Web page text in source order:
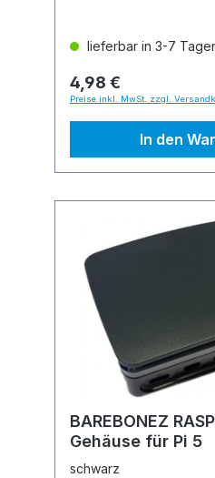
lieferbar in 3-7
4,98 €
Preise inkl. MwSt. zzgl.
In den
BAREBONEZ
Gehäuse für Pi 5
schwarz